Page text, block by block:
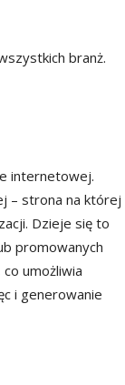
branż.
internetowej.
– strona na której
Dzieje się to
promowanych
umożliwia
i generowanie